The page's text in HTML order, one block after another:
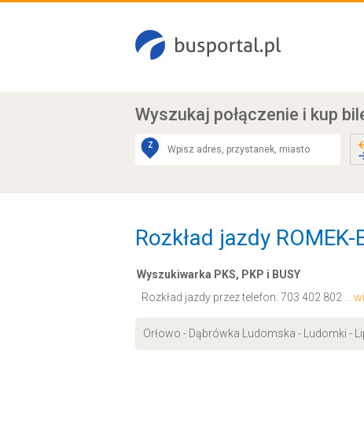
Wyszukaj połączenie i kup
Z
Rozkład jazdy
Wyszukiwarka PKS, PKP i BUSY
Rozkład jazdy przez telefon: 703 402 802 ...
Orłowo - Dąbrówka Ludomska - Ludomki -